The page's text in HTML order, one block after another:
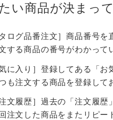
い商品が決まっ
ログ品番注文］商品番号を
する商品の番号がわかって
に入り］登録してある「お
も注文する商品を登録して
文履歴］過去の「注文履歴
注文した商品をまたリピー